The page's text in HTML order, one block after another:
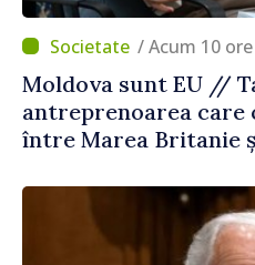
/ Acum 10 ore
Moldova sunt EU //
antreprenoarea
între Marea Britanie